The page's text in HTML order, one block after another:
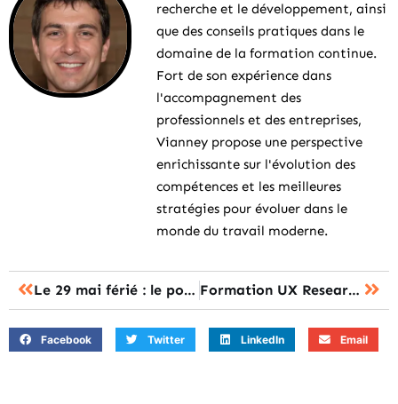
recherche et le développement, ainsi
que des conseils pratiques dans le
domaine de la formation continue.
Fort de son expérience dans
l'accompagnement des
professionnels et des entreprises,
Vianney propose une perspective
enrichissante sur l'évolution des
compétences et les meilleures
stratégies pour évoluer dans le
monde du travail moderne.
Le 29 mai férié : le point sur la rémunération et les congés ? Formation UX Research : le bootcamp ou le master, comment choisir ?
Facebook Twitter LinkedIn Email